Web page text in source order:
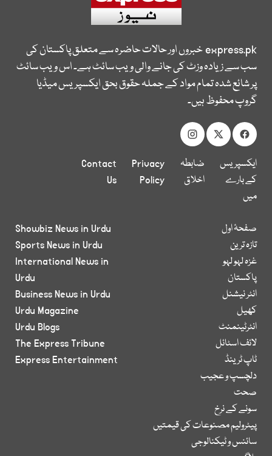
express.pkخبروں اور حالات حاضرہ سے متعلق پاکستان کی
سب سے زیادہ وزٹ کی جانے والی ویب سائٹ ہے۔ اس ویب سائٹ
پر شائع شدہ تمام مواد کے جملہ حقوق بحق ایکسپریس میڈیا
گروپ محفوظ ہیں۔
ایکسپریس
کے بارے
میں
ضابطہ
اخلاق
Privacy
Policy
Contact
Us
صفحۂ اول
تازہ ترین
غزہ لہو لہو
پاکستان
انٹر نیشنل
کھیل
انٹرٹینمنٹ
لائف اسٹائل
ٹاپ ٹرینڈ
دلچسپ و عجیب
صحت
سونے کے نرخ
پیٹرولیم مصنوعات کی قیمتیں
سائنس و ٹیکنالوجی
Showbiz News in Urdu
Sports News in Urdu
International News in
Urdu
Business News in Urdu
Urdu Magazine
Urdu Blogs
The Express Tribune
Express Entertainment